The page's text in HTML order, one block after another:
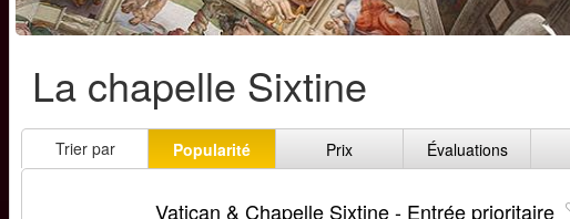
La chapelle Sixtine
Trier par Popularité Prix Évaluations
Vatican & Chapelle Sixtine - Entrée prioritaire